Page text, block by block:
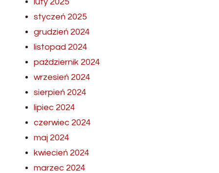
luty 2025
styczeń 2025
grudzień 2024
listopad 2024
październik 2024
wrzesień 2024
sierpień 2024
lipiec 2024
czerwiec 2024
maj 2024
kwiecień 2024
marzec 2024